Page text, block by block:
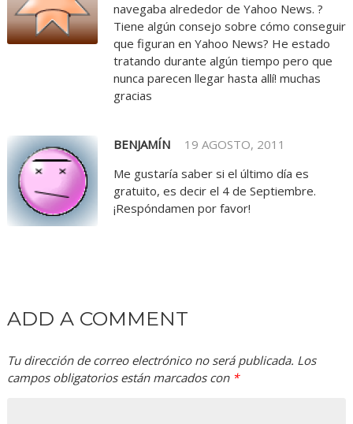
navegaba alrededor de Yahoo News. ?
Tiene algún consejo sobre cómo conseguir
que figuran en Yahoo News? He estado
tratando durante algún tiempo pero que
nunca parecen llegar hasta allí! muchas
gracias
BENJAMÍN
19 AGOSTO, 2011
Me gustaría saber si el último día es
gratuito, es decir el 4 de Septiembre.
¡Respóndamen por favor!
ADD A COMMENT
Tu dirección de correo electrónico no será publicada. Los
campos obligatorios están marcados con *